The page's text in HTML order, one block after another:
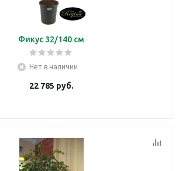
Фикус 32/140 см
Нет в наличии
22 785 руб.